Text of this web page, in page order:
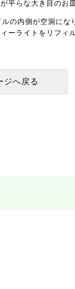
平らな大き目のお
の内側が空洞にな
ライトをリフィ